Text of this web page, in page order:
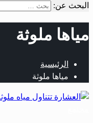
البحث عن:
مياها ملوثة
الرئيسية
مياها ملوثة